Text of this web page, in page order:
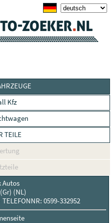
Kfz
TEILE
Autos
(NL)
0599-332952